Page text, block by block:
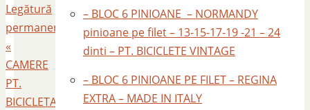
Legătură
permanentă
«
CAMERE
PT.
BICICLETA
– BLOC 6 PINIOANE – NORMANDY
pinioane pe filet – 13-15-17-19 -21 – 24
dinti – PT. BICICLETE VINTAGE
– BLOC 6 PINIOANE PE FILET – REGINA
EXTRA – MADE IN ITALY